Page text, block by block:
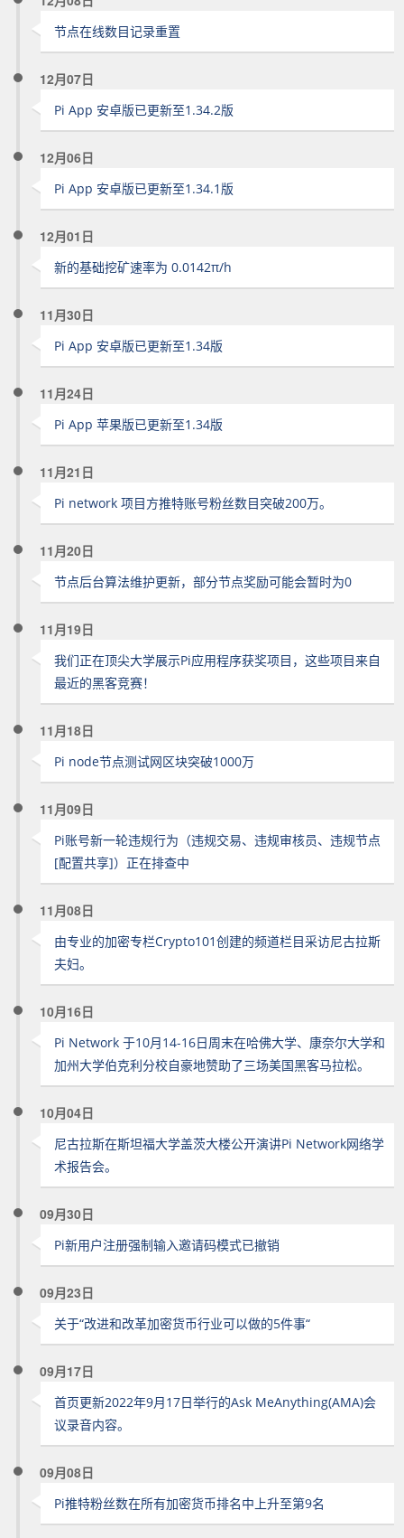
节点在线数目记录重置
12月07日
Pi App 安卓版已更新至1.34.2版
12月06日
Pi App 安卓版已更新至1.34.1版
12月01日
新的基础挖矿速率为 0.0142π/h
11月30日
Pi App 安卓版已更新至1.34版
11月24日
Pi App 苹果版已更新至1.34版
11月21日
Pi network 项目方推特账号粉丝数目突破200万。
11月20日
节点后台算法维护更新，部分节点奖励可能会暂时为0
11月19日
我们正在顶尖大学展示Pi应用程序获奖项目，这些项目来自
最近的黑客竞赛！
11月18日
Pi node节点测试网区块突破1000万
11月09日
Pi账号新一轮违规行为（违规交易、违规审核员、违规节点
[配置共享]）正在排查中
11月08日
由专业的加密专栏Crypto101创建的频道栏目采访尼古拉斯
夫妇。
10月16日
Pi Network 于10月14-16日周末在哈佛大学、康奈尔大学和
加州大学伯克利分校自豪地赞助了三场美国黑客马拉松。
10月04日
尼古拉斯在斯坦福大学盖茨大楼公开演讲Pi Network网络学
术报告会。
09月30日
Pi新用户注册强制输入邀请码模式已撤销
09月23日
关于“改进和改革加密货币行业可以做的5件事“
09月17日
首页更新2022年9月17日举行的Ask MeAnything(AMA)会
议录音内容。
09月08日
Pi推特粉丝数在所有加密货币排名中上升至第9名